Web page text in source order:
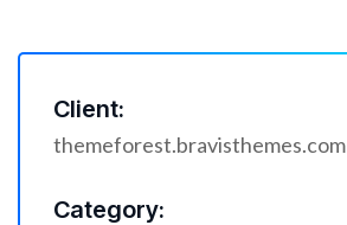
Client:
themeforest.bravisthemes.com
Category: